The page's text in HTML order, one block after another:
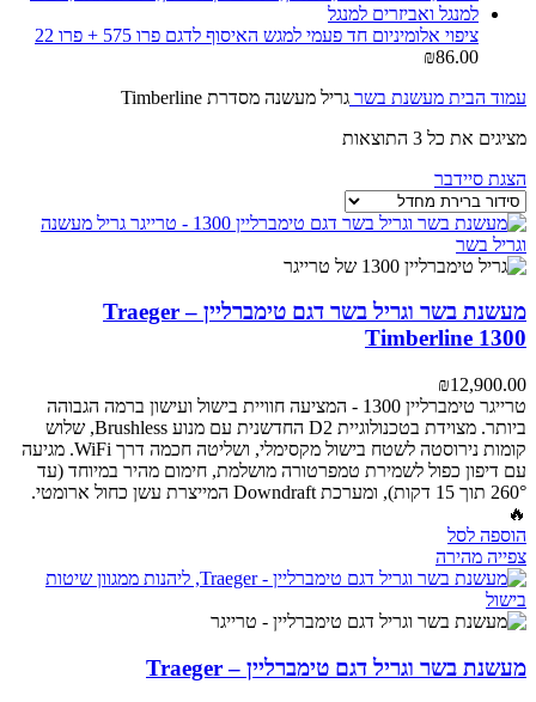
ציפוי אלומיניום חד פעמי למגש האיסוף לדגם פרו 575 + פרו 22
₪86.00
עמוד הבית מעשנת בשר גריל מעשנה מסדרת Timberline
מציגים את כל ⁦3⁩ התוצאות
הצגת סיידבר
מעשנת בשר וגריל בשר דגם טימברליין – Traeger
Timberline 1300
₪12,900.00
טרייגר טימברליין 1300 - המציעה חוויית בישול ועישון ברמה הגבוהה
ביותר. מצוידת בטכנולוגיית D2 החדשנית עם מנוע Brushless, שלוש
קומות נירוסטה לשטח בישול מקסימלי, ושליטה חכמה דרך WiFi. מגיעה
עם דיפון כפול לשמירת טמפרטורה מושלמת, חימום מהיר במיוחד (עד
260° תוך 15 דקות), ומערכת Downdraft המייצרת עשן כחול ארומטי.
🔥
הוספה לסל
צפייה מהירה
מעשנת בשר וגריל דגם טימברליין – Traeger